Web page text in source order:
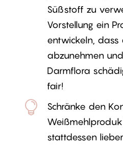
Süßstoff zu
Vorstellung ein
entwickeln, dass
abzunehmen
Darmflora
fair!

Schränke den
stattdessen